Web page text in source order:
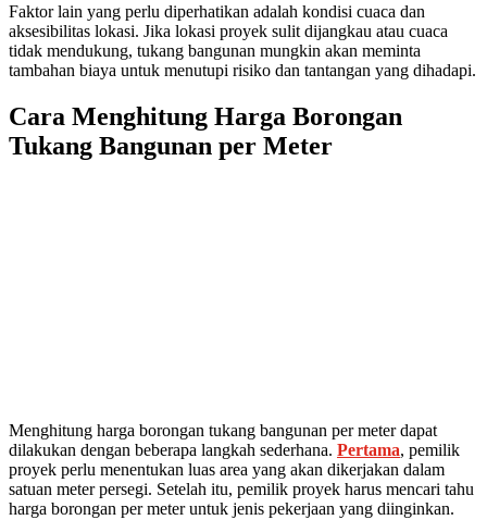
Faktor lain yang perlu diperhatikan adalah kondisi cuaca dan
aksesibilitas lokasi. Jika lokasi proyek sulit dijangkau atau cuaca
tidak mendukung, tukang bangunan mungkin akan meminta
tambahan biaya untuk menutupi risiko dan tantangan yang dihadapi.
Cara Menghitung Harga Borongan
Tukang Bangunan per Meter
Menghitung harga borongan tukang bangunan per meter dapat
dilakukan dengan beberapa langkah sederhana. Pertama, pemilik
proyek perlu menentukan luas area yang akan dikerjakan dalam
satuan meter persegi. Setelah itu, pemilik proyek harus mencari tahu
harga borongan per meter untuk jenis pekerjaan yang diinginkan.